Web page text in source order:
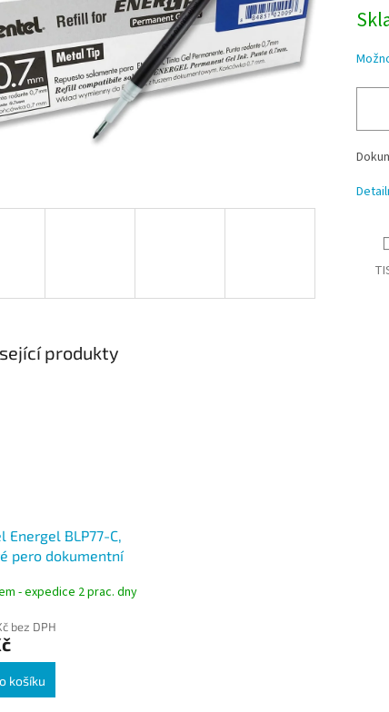
produkty
Energel BLP77-C,
pero dokumentní
- expedice 2 prac. dny
bez DPH
košíku